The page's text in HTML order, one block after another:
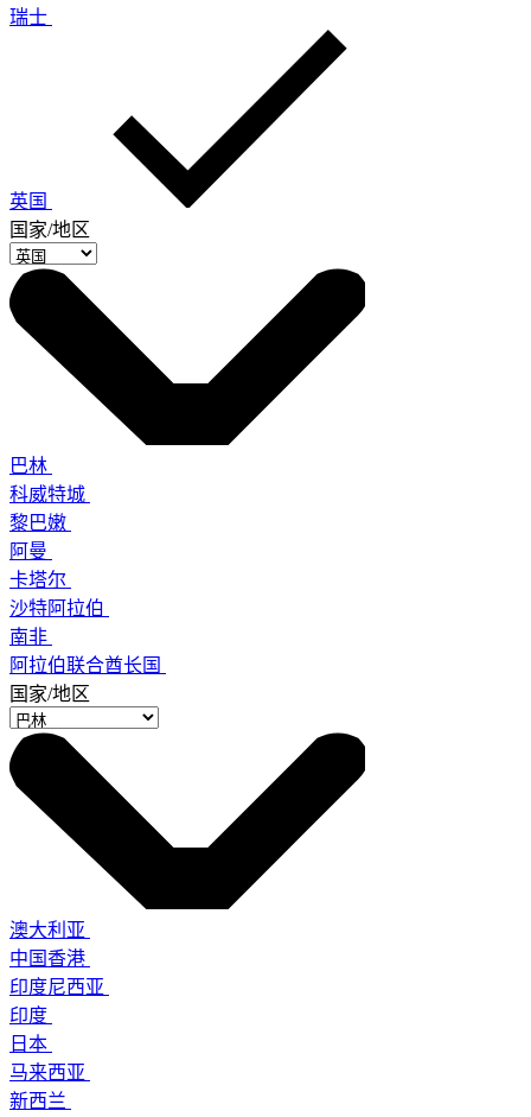
瑞士
英国
国家/地区
巴林
科威特城
黎巴嫩
阿曼
卡塔尔
沙特阿拉伯
南非
阿拉伯联合酋长国
国家/地区
澳大利亚
中国香港
印度尼西亚
印度
日本
马来西亚
新西兰